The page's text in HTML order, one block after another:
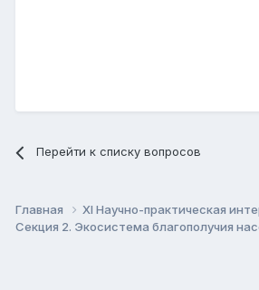
Перейти к списку вопросов
Главная
XI Научно-практическая
Секция 2. Экосистема благополучия